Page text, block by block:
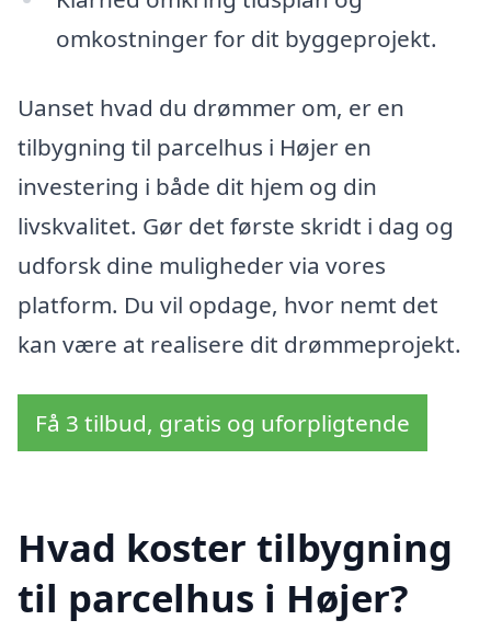
omkostninger for dit byggeprojekt.
Uanset hvad du drømmer om, er en
tilbygning til parcelhus i Højer en
investering i både dit hjem og din
livskvalitet. Gør det første skridt i dag og
udforsk dine muligheder via vores
platform. Du vil opdage, hvor nemt det
kan være at realisere dit drømmeprojekt.
Få 3 tilbud, gratis og uforpligtende
Hvad koster tilbygning
til parcelhus i Højer?